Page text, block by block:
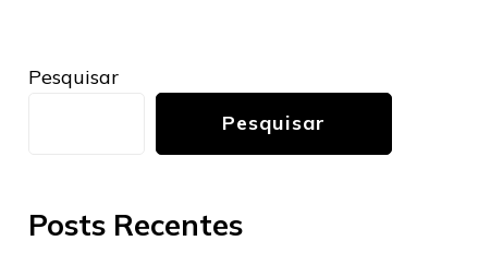
Pesquisar
Pesquisar
Posts Recentes